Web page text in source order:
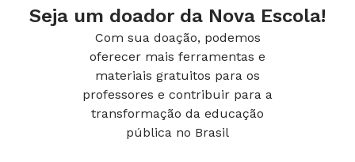
Seja um doador da Nova Escola!
Com sua doação, podemos
oferecer mais ferramentas e
materiais gratuitos para os
professores e contribuir para a
transformação da educação
pública no Brasil